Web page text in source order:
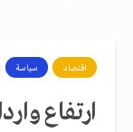
اقتصاد سياسة
ارتفاع